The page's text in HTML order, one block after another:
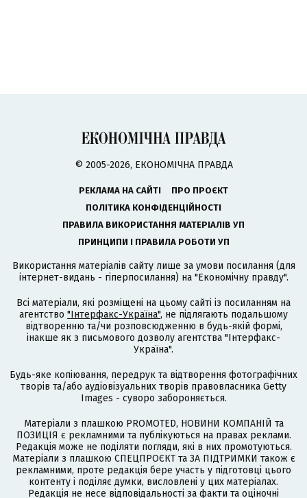
© 2005-2026, ЕКОНОМІЧНА ПРАВДА
РЕКЛАМА НА САЙТІ
ПРО ПРОЄКТ
ПОЛІТИКА КОНФІДЕНЦІЙНОСТІ
ПРАВИЛА ВИКОРИСТАННЯ МАТЕРІАЛІВ УП
ПРИНЦИПИ І ПРАВИЛА РОБОТИ УП
Використання матеріалів сайту лише за умови посилання (для
інтернет-видань - гіперпосилання) на "Економічну правду".
Всі матеріали, які розміщені на цьому сайті із посиланням на
агентство "Інтерфакс-Україна", не підлягають подальшому
відтворенню та/чи розповсюдженню в будь-якій формі,
інакше як з письмового дозволу агентства "Інтерфакс-
Україна".
Будь-яке копіювання, передрук та відтворення фотографічних
творів та/або аудіовізуальних творів правовласника Getty
Images - суворо забороняється.
Матеріали з плашкою PROMOTED, НОВИНИ КОМПАНІЙ та
ПОЗИЦІЯ є рекламними та публікуються на правах реклами.
Редакція може не поділяти погляди, які в них промотуються.
Матеріали з плашкою СПЕЦПРОЄКТ та ЗА ПІДТРИМКИ також є
рекламними, проте редакція бере участь у підготовці цього
контенту і поділяє думки, висловлені у цих матеріалах.
Редакція не несе відповідальності за факти та оціночні